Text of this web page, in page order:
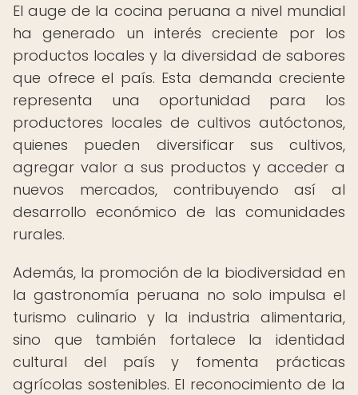
El auge de la cocina peruana a nivel mundial
ha generado un interés creciente por los
productos locales y la diversidad de sabores
que ofrece el país. Esta demanda creciente
representa una oportunidad para los
productores locales de cultivos autóctonos,
quienes pueden diversificar sus cultivos,
agregar valor a sus productos y acceder a
nuevos mercados, contribuyendo así al
desarrollo económico de las comunidades
rurales.
Además, la promoción de la biodiversidad en
la gastronomía peruana no solo impulsa el
turismo culinario y la industria alimentaria,
sino que también fortalece la identidad
cultural del país y fomenta prácticas
agrícolas sostenibles. El reconocimiento de la